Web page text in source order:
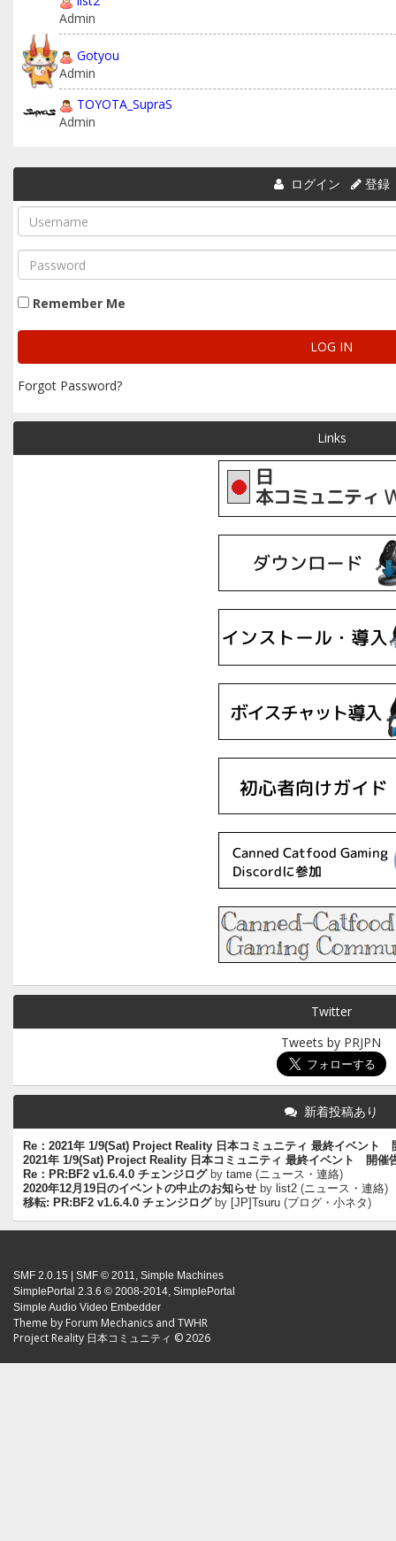
Admin
Gotyou
Admin
TOYOTA_SupraS
Admin
ログイン 登録
Remember Me
Forgot Password?
Links
Twitter
Tweets by PRJPN
新着投稿あり
Re：2021年 1/9(Sat) Project Reality 日本コミュニティ 最終イベント
2021年 1/9(Sat) Project Reality 日本コミュニティ 最終イベント 開催
Re：PR:BF2 v1.6.4.0 チェンジログbytame (ニュース・連絡)
2020年12月19日のイベントの中止のお知らせ by list2 (ニュース・連絡)
移転: PR:BF2 v1.6.4.0 チェンジログby [JP]Tsuru (ブログ・小ネタ )
SMF 2.0.15 SMF © 2011, Simple Machines
SimplePortal 2.3.6 © 2008-2014, SimplePortal
Simple Audio Video Embedder
Theme by Forum Mechanics and TWHR
Project Reality 日本コミュニティ © 2026